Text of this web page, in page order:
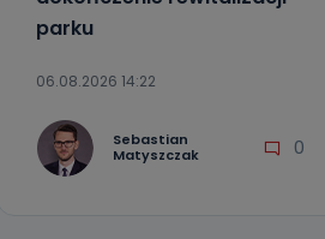
parku
06.08.2026 14:22
Sebastian
Matyszczak
0